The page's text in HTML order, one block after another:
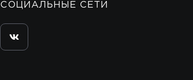
СОЦИАЛЬНЫЕ СЕТИ